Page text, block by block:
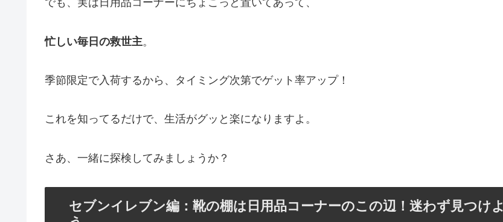
でも、実は日用品コーナーにちょこっと置いてあって、
忙しい毎日の救世主。
季節限定で入荷するから、タイミング次第でゲット率アップ！
これを知ってるだけで、生活がグッと楽になりますよ。
さあ、一緒に探検してみましょうか？
セブンイレブン編：靴の棚は日用品コーナーのこの辺！迷わず見つけよ